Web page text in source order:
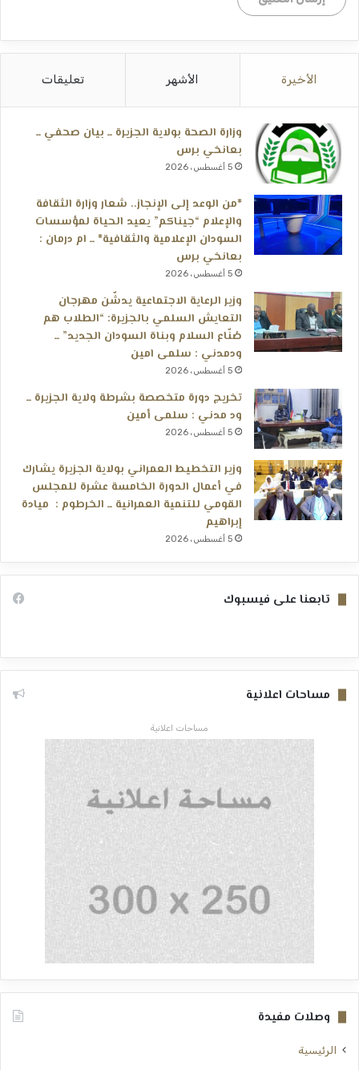
الأخيرة الأشهر تعليقات
وزارة الصحة بولاية الجزيرة ــ بيان صحفي ــ
بعانخي برس
5 أغسطس، 2026
*من الوعد إلى الإنجاز.. شعار وزارة الثقافة
والإعلام “جيناكم” يعيد الحياة لمؤسسات
السودان الإعلامية والثقافية* ــ ام درمان :
بعانخي برس
5 أغسطس، 2026
وزير الرعاية الاجتماعية يدشّن مهرجان
التعايش السلمي بالجزيرة: “الطلاب هم
صُنّاع السلام وبناة السودان الجديد” ــ
ودمدني : سلمى امين
5 أغسطس، 2026
تخريج دورة متخصصة بشرطة ولاية الجزيرة ــ
ود مدني : سلمى أمين
5 أغسطس، 2026
وزير التخطيط العمراني بولاية الجزيرة يشارك
في أعمال الدورة الخامسة عشرة للمجلس
القومي للتنمية العمرانية ــ الخرطوم : ميادة
إبراهيم
5 أغسطس، 2026
تابعنا على فيسبوك
مساحات اعلانية
مساحات اعلانية
وصلات مفيدة
الرئيسية